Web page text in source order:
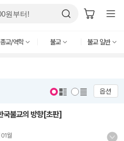
종교/역학 불교 불교 일반
옵션
국불교의 방향[초판]
월